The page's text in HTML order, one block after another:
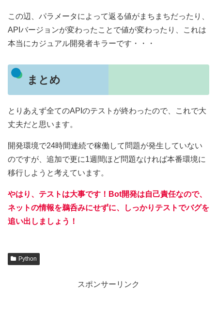
この辺、パラメータによって返る値がまちまちだったり、
APIバージョンが変わったことで値が変わったり、これは
本当にカジュアル開発者キラーです・・・
まとめ
とりあえず全てのAPIのテストが終わったので、これで大
丈夫だと思います。
開発環境で24時間連続で稼働して問題が発生していない
のですが、追加で更に1週間ほど問題なければ本番環境に
移行しようと考えています。
やはり、テストは大事です！Bot開発は自己責任なので、
ネットの情報を鵜呑みにせずに、しっかりテストでバグを
追い出しましょう！
Python
スポンサーリンク